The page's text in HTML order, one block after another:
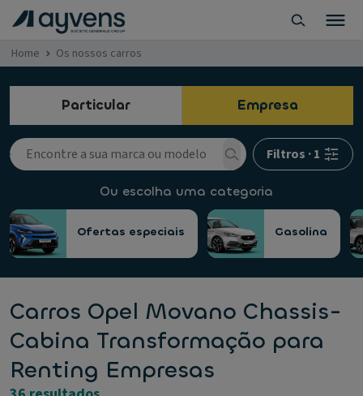
Home Os nossos carros
Particular Empresa
Filtros ·1
Ou escolha uma categoria
Ofertas especiais Gasolina
Carros Opel Movano Chassis-
Cabina Transformação para
Renting Empresas